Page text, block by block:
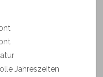
Jahreszeiten